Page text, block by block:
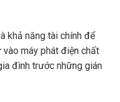
khả năng tài chính để
máy phát điện chất
đình trước những gián